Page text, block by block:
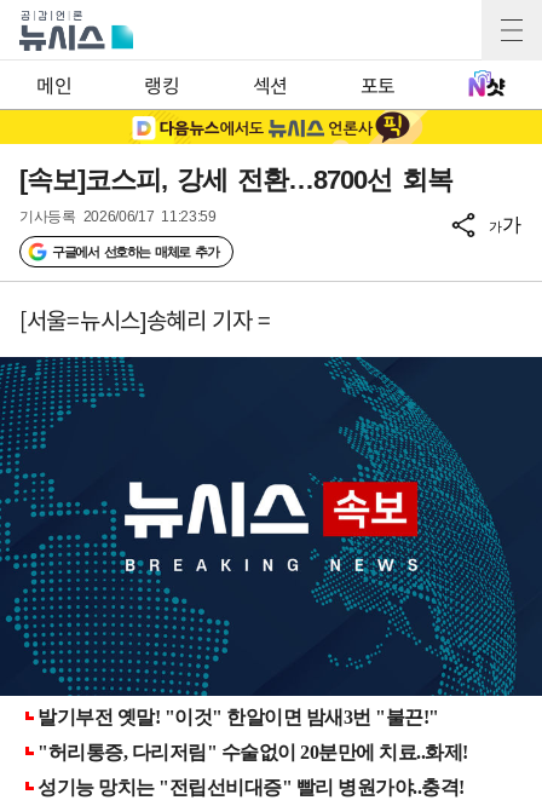
메인 랭킹 섹션 포토
[속보]코스피, 강세 전환…8700선 회복
기사등록 2026/06/17 11:23:59
구글에서 선호하는 매체로 추가
가가
[서울=뉴시스]송혜리 기자 =